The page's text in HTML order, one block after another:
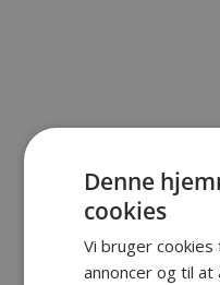
Mie
Denne
cookies
Vi bruger
annoncer og til